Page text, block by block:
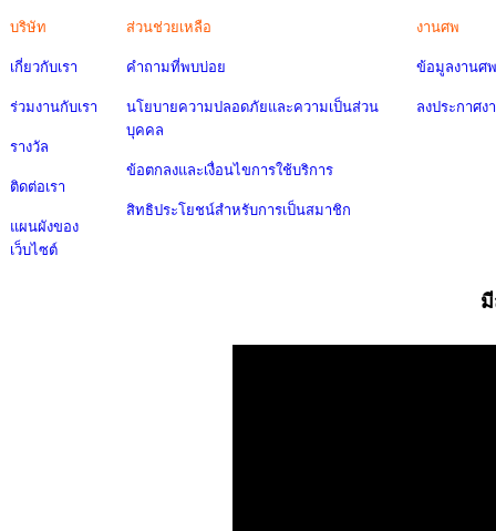
บริษัท
เกี่ยวกับเรา
ร่วมงานกับเรา
รางวัล
ติดต่อเรา
แผนผังของ
เว็บไซต์
ส่วนช่วยเหลือ
คำถามที่พบบ่อย
นโยบายความปลอดภัยและความเป็นส่วน
บุคคล
ข้อตกลงและเงื่อนไขการใช้บริการ
สิทธิประโยชน์สำหรับการเป็นสมาชิก
งานศพ
ข้อมูลงานศพ
ลงประกาศง